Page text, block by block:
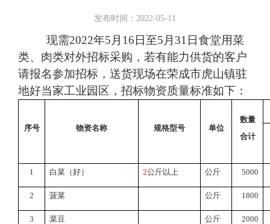
发布时间：2022-05-11
现需2022年5 月 16日至5 月 31 日食堂用菜
类、肉类对外招标采购，若有能力供货的客户
请报名参加招标，送货现场在荣成市虎山镇驻
地好当家工业园区，招标物资质量标准如下：
序号 物资名称 规格型号 单位
数量
合计
1 白菜（好） 2公斤以上 公斤 5000
2 菠菜 公斤 1800
3 菜豆 公斤 2000